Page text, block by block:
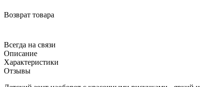
Возврат товара
Всегда на связи
Описание
Характеристики
Отзывы